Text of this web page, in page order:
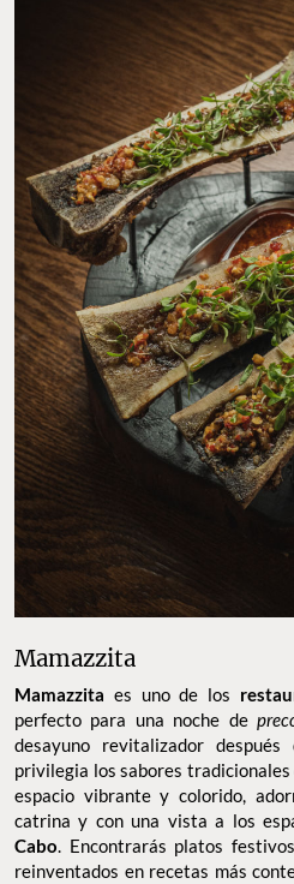
Mamazzita
Mamazzita es uno de los
perfecto para una noche de
desayuno revitalizador
privilegia los sabores
espacio vibrante y colorido,
catrina y con una vista a los
Cabo. Encontrarás platos
reinventados en recetas más